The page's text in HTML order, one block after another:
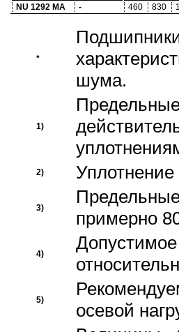
NU 1292 MA
- 460 830
*
шума.
1)
2)
3)
примерно
4)
5)
осевой